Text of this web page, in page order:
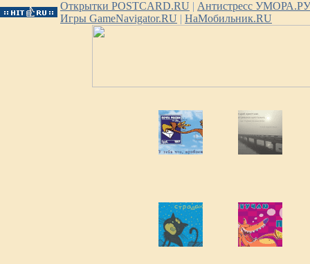
Открытки POSTCARD.RU | Антистресс УМОРА.РУ
Игры GameNavigator.RU | НаМобильник.RU